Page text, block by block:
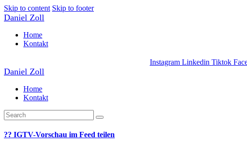
Skip to content Skip to footer
Daniel Zoll
Home
Kontakt
Instagram Linkedin Tiktok
Daniel Zoll
Home
Kontakt
?? IGTV-Vorschau im Feed teilen